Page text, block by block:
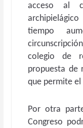
acceso al
tiempo
colegio de
propuesta de
que permite
Por otra
Congreso